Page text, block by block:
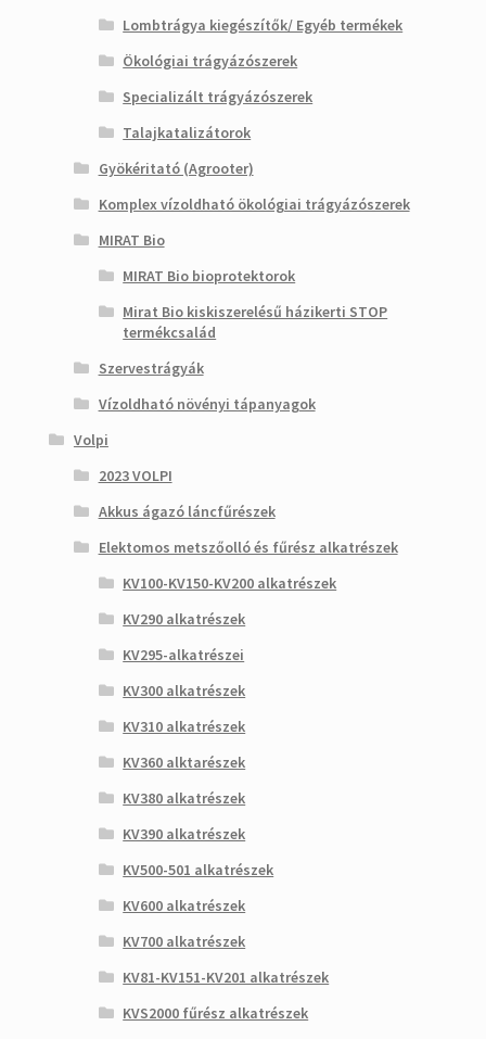
Lombtrágya kiegészítők/ Egyéb termékek
Ökológiai trágyázószerek
Specializált trágyázószerek
Talajkatalizátorok
Gyökéritató (Agrooter)
Komplex vízoldható ökológiai trágyázószerek
MIRAT Bio
MIRAT Bio bioprotektorok
Mirat Bio kiskiszerelésű házikerti STOP
termékcsalád
Szervestrágyák
Vízoldható növényi tápanyagok
Volpi
2023 VOLPI
Akkus ágazó láncfűrészek
Elektomos metszőolló és fűrész alkatrészek
KV100-KV150-KV200 alkatrészek
KV290 alkatrészek
KV295-alkatrészei
KV300 alkatrészek
KV310 alkatrészek
KV360 alktarészek
KV380 alkatrészek
KV390 alkatrészek
KV500-501 alkatrészek
KV600 alkatrészek
KV700 alkatrészek
KV81-KV151-KV201 alkatrészek
KVS2000 fűrész alkatrészek